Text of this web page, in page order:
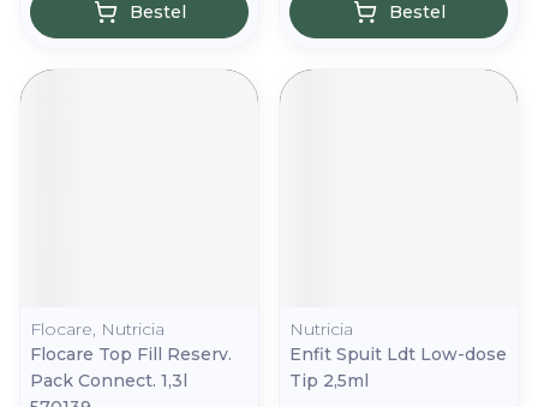
Bestel Bestel
Flocare, Nutricia
Flocare Top Fill Reserv.
Pack Connect. 1,3l
Nutricia
Enfit Spuit Ldt Low-dose
Tip 2,5ml